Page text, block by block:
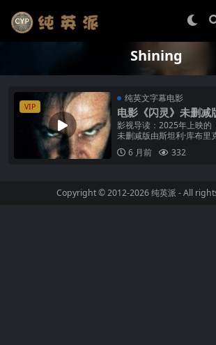
Shining
VIP
纯英文字幕电影
电影《闪灵》未删减
MP4下载
影视导读：2025年上映的
未删减版由斯坦利·库布里
剪，目前本站已制作了它
灵由表演大师...
6 月前 332
Copyright © 2012-2026纯英派 - All